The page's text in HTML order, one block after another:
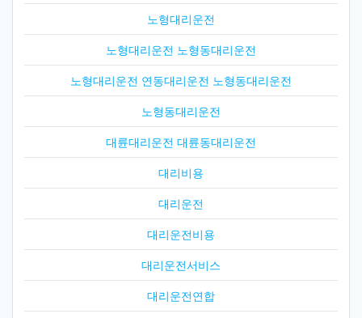
노형대리운전
노형대리운전 노형동대리운전
노형대리운전 연동대리운전 노형동대리운전
노형동대리운전
대륜대리운전 대륜동대리운전
대리비용
대리운전
대리운전비용
대리운전서비스
대리운전연합